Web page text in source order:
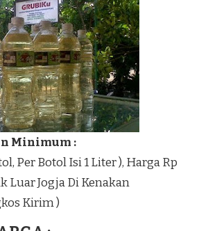
Minimum :
Per Botol Isi 1 Liter ), Harga Rp
Luar Jogja Di Kenakan
Kirim )